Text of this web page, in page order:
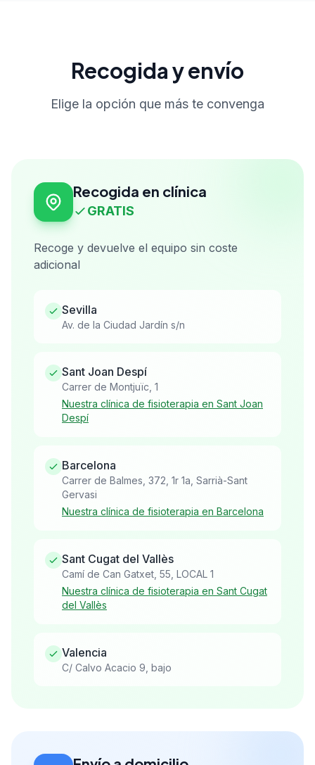
Recogida y envío
Elige la opción que más te convenga
Recogida en clínica
GRATIS
Recoge y devuelve el equipo sin coste
adicional
Sevilla
Av. de la Ciudad Jardín s/n
Sant Joan Despí
Carrer de Montjuïc, 1
Nuestra clínica de fisioterapia en Sant Joan
Despí
Barcelona
Carrer de Balmes, 372, 1r 1a, Sarrià-Sant
Gervasi
Nuestra clínica de fisioterapia en Barcelona
Sant Cugat del Vallès
Camí de Can Gatxet, 55, LOCAL 1
Nuestra clínica de fisioterapia en Sant Cugat
del Vallès
Valencia
C/ Calvo Acacio 9, bajo